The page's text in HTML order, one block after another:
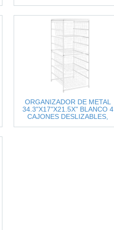
ORGANIZADOR DE METAL
34.3"X17"X21.5X" BLANCO 4
CAJONES DESLIZABLES,